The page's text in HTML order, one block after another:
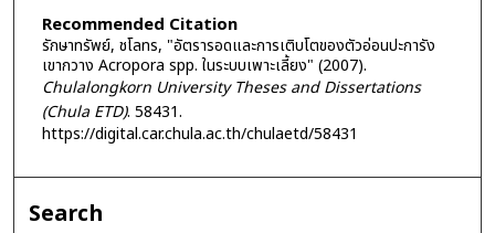
Recommended Citation
รักษาทรัพย์, ชโลทร, "อัตรารอดและการเติบโตของตัวอ่อนปะการัง
เขากวาง Acropora spp. ในระบบเพาะเลี้ยง" (2007).
Chulalongkorn University Theses and Dissertations
(Chula ETD). 58431.
https://digital.car.chula.ac.th/chulaetd/58431
Search